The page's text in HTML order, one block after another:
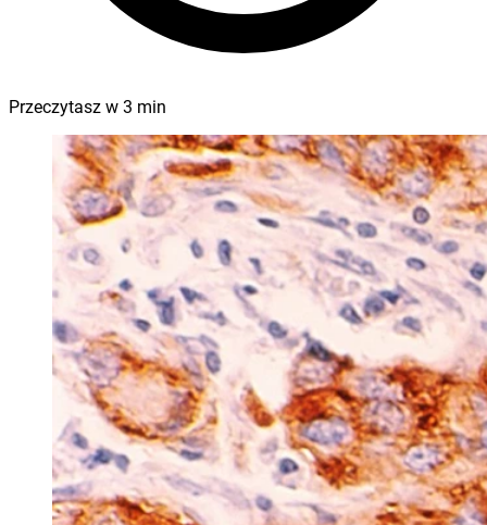
Przeczytasz w 3 min